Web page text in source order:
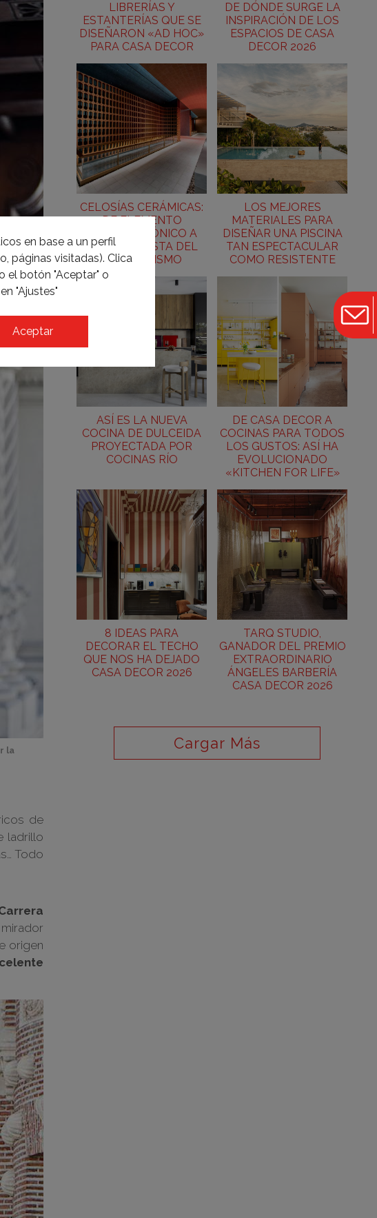
la
de
ladrillo
Todo
origen
LIBRERÍAS Y
ESTANTERÍAS QUE SE
DISEÑARON «AD HOC»
PARA CASA DECOR
DE DÓNDE SURGE LA
INSPIRACIÓN DE LOS
ESPACIOS DE CASA
DECOR 2026
CELOSÍAS CERÁMICAS:
DE ELEMENTO
ARQUITECTÓNICO A
PROTAGONISTA DEL
INTERIORISMO
LOS MEJORES
MATERIALES PARA
DISEÑAR UNA PISCINA
TAN ESPECTACULAR
COMO RESISTENTE
ASÍ ES LA NUEVA
COCINA DE DULCEIDA
PROYECTADA POR
COCINAS RÍO
DE CASA DECOR A
COCINAS PARA TODOS
LOS GUSTOS: ASÍ HA
EVOLUCIONADO
«KITCHEN FOR LIFE»
8 IDEAS PARA
DECORAR EL TECHO
QUE NOS HA DEJADO
CASA DECOR 2026
TARQ STUDIO,
GANADOR DEL PREMIO
EXTRAORDINARIO
ÁNGELES BARBERÍA
CASA DECOR 2026
Cargar Más
en base a un perfil
páginas visitadas). Clica
el botón "Aceptar" o
"Ajustes"
Aceptar